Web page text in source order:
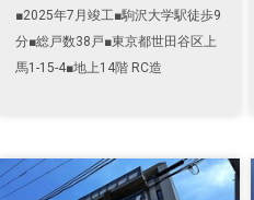
■2025年7月竣工■駒沢大学駅徒歩9
分■総戸数38戸■東京都世田谷区上
馬1-15-4■地上14階 RC造